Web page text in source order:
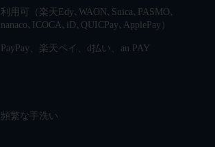
利用可（楽天Edy､WAON､Suica､PASMO､
nanaco､ICOCA､iD､QUICPay､ApplePay）
PayPay、楽天ペイ、d払い、au PAY
頻繁な手洗い